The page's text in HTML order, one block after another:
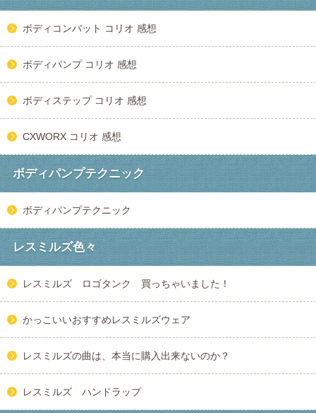
ボディコンバット コリオ 感想
ボディパンプ コリオ 感想
ボディステップ コリオ 感想
CXWORX コリオ 感想
ボディパンプテクニック
ボディパンプテクニック
レスミルズ色々
レスミルズ ロゴタンク 買っちゃいました！
かっこいいおすすめレスミルズウェア
レスミルズの曲は、本当に購入出来ないのか？
レスミルズ ハンドラップ